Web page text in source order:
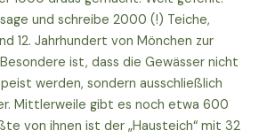
und schreibe 2000 (!) Teiche,
12. Jahrhundert von Mönchen zur
ist, dass die Gewässer nicht
werden, sondern ausschließlich
Mittlerweile gibt es noch etwa 600
von ihnen ist der „Hausteich“ mit 32